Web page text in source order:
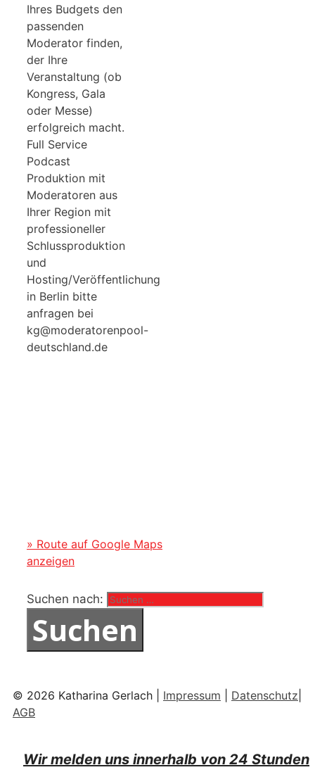
Ihres Budgets den
passenden
Moderator finden,
der Ihre
Veranstaltung (ob
Kongress, Gala
oder Messe)
erfolgreich macht.
Full Service
Podcast
Produktion mit
Moderatoren aus
Ihrer Region mit
professioneller
Schlussproduktion
und
Hosting/Veröffentlichung
in Berlin bitte
anfragen bei
kg@moderatorenpool-
deutschland.de
» Route auf Google Maps
anzeigen
Suchen nach:
© 2026 Katharina Gerlach | Impressum Datenschutz
AGB
Wir melden uns innerhalb von 24 Stunden